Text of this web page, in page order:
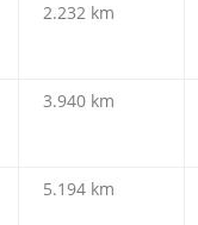
2.232 km
3.940 km
5.194 km